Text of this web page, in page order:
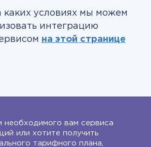
каких условиях мы можем
интеграцию
на этой странице
необходимого вам сервиса
или хотите получить
тарифного плана,